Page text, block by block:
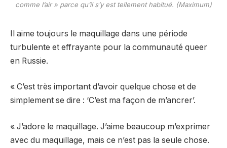
comme l’air » parce qu’il s’y est tellement habitué. (Maximum)
Il aime toujours le maquillage dans une période
turbulente et effrayante pour la communauté queer
en Russie.
« C’est très important d’avoir quelque chose et de
simplement se dire : ‘C’est ma façon de m’ancrer’.
« J’adore le maquillage. J’aime beaucoup m’exprimer
avec du maquillage, mais ce n’est pas la seule chose.